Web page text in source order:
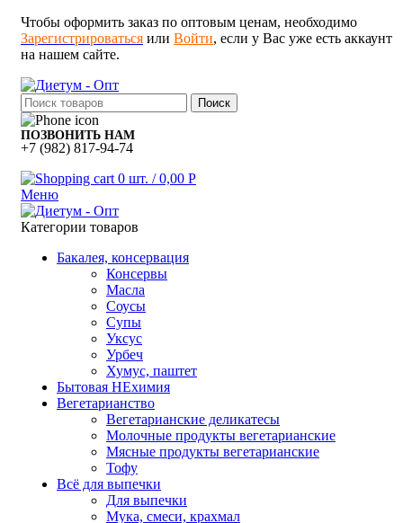
Чтобы оформить заказ по оптовым ценам, необходимо
Зарегистрироваться или Войти, если у Вас уже есть аккаунт
на нашем сайте.
Поиск
ПОЗВОНИТЬ НАМ
+7 (982) 817-94-74
0 шт. / 0,00 Р
Меню
Категории товаров
Бакалея, консервация
Консервы
Масла
Соусы
Супы
Уксус
Урбеч
Хумус, паштет
Бытовая НЕхимия
Вегетарианство
Вегетарианские деликатесы
Молочные продукты вегетарианские
Мясные продукты вегетарианские
Тофу
Всё для выпечки
Для выпечки
Мука, смеси, крахмал